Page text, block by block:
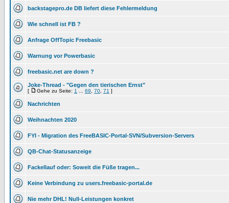
backstagepro.de DB liefert diese Fehlermeldung
Wie schnell ist FB ?
Anfrage OffTopic Freebasic
Warnung vor Powerbasic
freebasic.net are down ?
Joke-Thread - "Gegen den tierischen Ernst"
[ Gehe zu Seite: 1 69 70 71 ]
Nachrichten
Weihnachten 2020
FYI - Migration des FreeBASIC-Portal-SVN/Subversion-Servers
QB-Chat-Statusanzeige
Fackellauf oder: Soweit die Füße tragen...
Keine Verbindung zu users.freebasic-portal.de
Nie mehr DHL! Null-Leistungen konkret